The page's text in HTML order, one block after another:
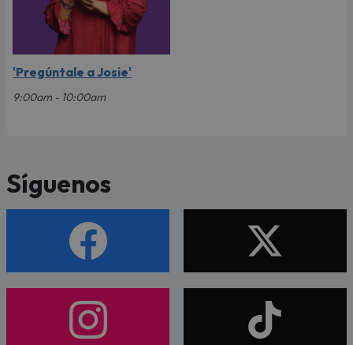
'Pregúntale a Josie'
9:00am - 10:00am
Síguenos